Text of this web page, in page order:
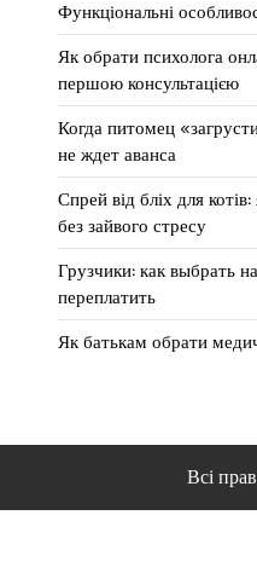
Функціональні
Як обрати психолога
першою консультацією
Когда питомец
не ждет аванса
Спрей від бліх для
без зайвого стресу
Грузчики: как выбрать
переплатить
Як батькам обрати
Всі